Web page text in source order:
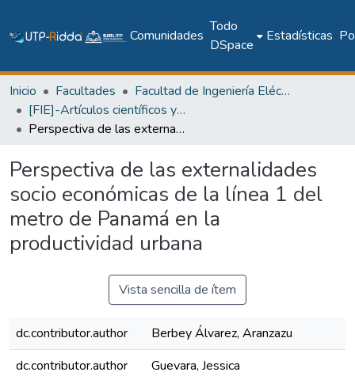
Comunidades
Todo
DSpace
Estadísticas
Inicio Facultades
Facultad de Ingeniería Eléctrica
[FIE]-Artículos científicos y académicos
Perspectiva de las externalidades socio económicas de la línea 1 del metro de Panamá en la productividad urbana
Perspectiva de las externalidades
socio económicas de la línea 1 del
metro de Panamá en la
productividad urbana
Vista sencilla de ítem
dc.contributor.author
Berbey Álvarez, Aranzazu
dc.contributor.author
Guevara, Jessica